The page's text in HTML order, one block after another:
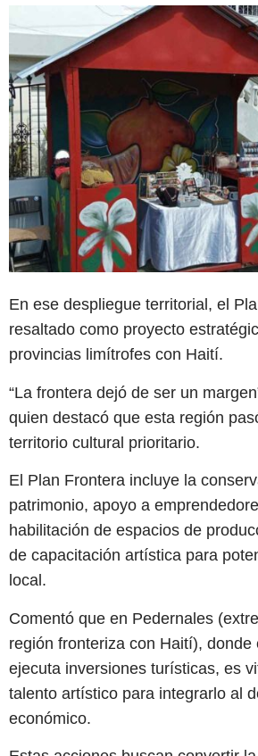
En ese despliegue territorial, el
resaltado como proyecto
provincias limítrofes con Haití.
“La frontera dejó de ser un
quien destacó que esta región
territorio cultural prioritario.
El Plan Frontera incluye la
patrimonio, apoyo a
habilitación de espacios de
de capacitación artística para
local.
Comentó que en Pedernales
región fronteriza con Haití), donde
ejecuta inversiones turísticas, es
talento artístico para integrarlo al
económico.